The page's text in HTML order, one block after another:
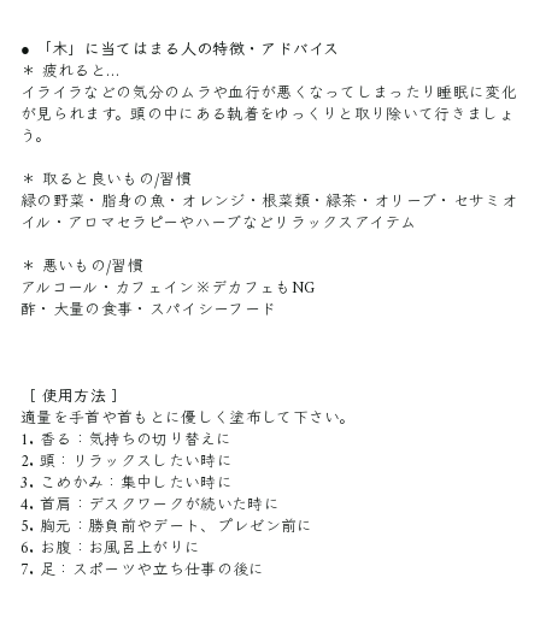
● 「木」に当てはまる人の特徴・アドバイス
＊ 疲れると…
イライラなどの気分のムラや血行が悪くなってしまったり睡眠に変化
が見られます。頭の中にある執着をゆっくりと取り除いて行きましょ
う。
＊ 取ると良いもの/習慣
緑の野菜・脂身の魚・オレンジ・根菜類・緑茶・オリーブ・セサミオ
イル・アロマセラピーやハーブなどリラックスアイテム
＊ 悪いもの/習慣
アルコール・カフェイン※デカフェもNG
酢・大量の食事・スパイシーフード
［ 使用方法 ］
適量を手首や首もとに優しく塗布して下さい。
1. 香る：気持ちの切り替えに
2. 頭：リラックスしたい時に
3. こめかみ：集中したい時に
4. 首肩：デスクワークが続いた時に
5. 胸元：勝負前やデート、プレゼン前に
6. お腹：お風呂上がりに
7. 足：スポーツや立ち仕事の後に